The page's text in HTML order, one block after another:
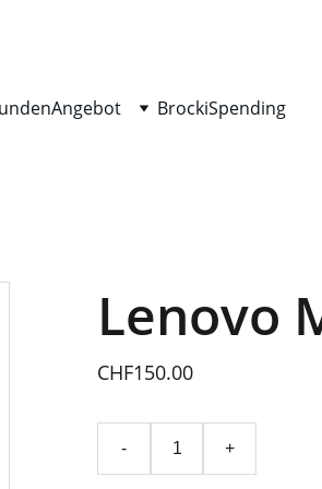
Angebot BrockiSpending
Lenovo
CHF150.00
- +